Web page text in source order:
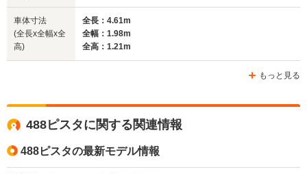
WLTCモード
燃費
車体寸法
(全長x全幅x全
高)
全長：4.61m
全幅：1.98m
全高：1.21m
もっと見る
488ピスタに関する関連情報
488ピスタの最新モデル情報